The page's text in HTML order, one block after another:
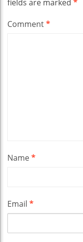
fields are marked *
Comment*
Name*
Email *